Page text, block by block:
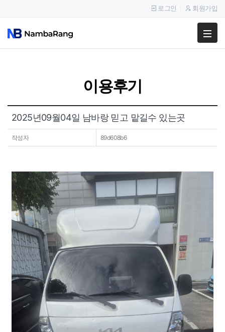
팔고
공지사항
이용후기
로그인 회원가입
이용후기
2025년09월04일 남바랑 믿고 맡길수 있는곳
작성자 89d608b6